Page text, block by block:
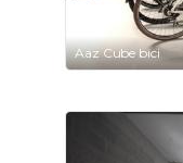
Aaz Cube bici